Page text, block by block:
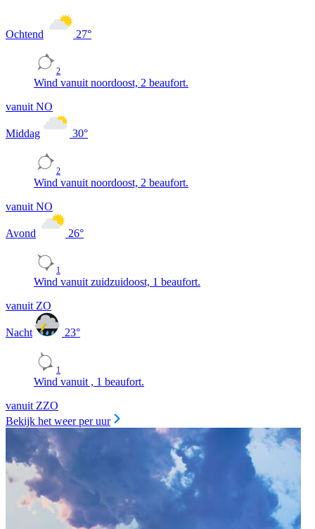
Ochtend 27°
2
Wind vanuit noordoost, 2 beaufort.
vanuit NO
Middag 30°
2
Wind vanuit noordoost, 2 beaufort.
vanuit NO
Avond 26°
1
Wind vanuit zuidzuidoost, 1 beaufort.
vanuit ZO
Nacht 23°
1
Wind vanuit , 1 beaufort.
vanuit ZZO
Bekijk het weer per uur